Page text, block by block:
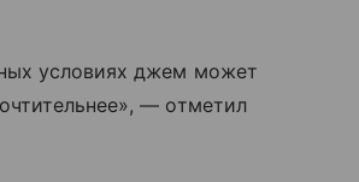
условиях джем может
— отметил